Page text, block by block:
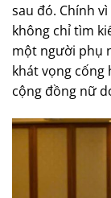
sau đó. Chính
không chỉ tìm
một người phụ
khát vọng cống
cộng đồng nữ